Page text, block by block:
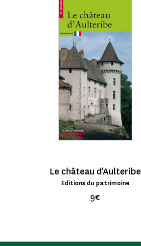
Le château d'Aulteribe
Editions du patrimoine
9€